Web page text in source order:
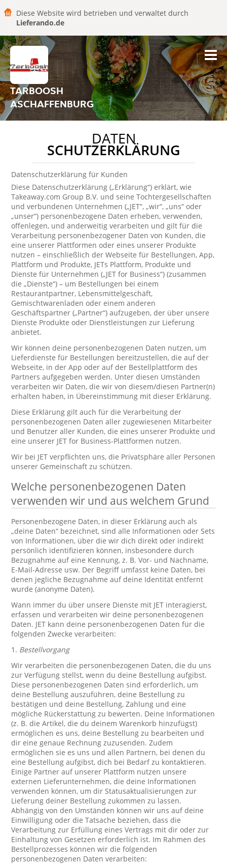
Diese Website wird betrieben und verwaltet durch
Lieferando.de
TARBOOSH
ASCHAFFENBURG
DATEN
SCHUTZERKLÄRUNG
Datenschutzerklärung für Kunden
Diese Datenschutzerklärung („Erklärung“) erklärt, wie
Takeaway.com Group B.V. und seine Tochtergesellschaften
und verbundenen Unternehmen („JET“, „wir“, „uns“ oder
„unser“) personenbezogene Daten erheben, verwenden,
offenlegen, und anderweitig verarbeiten und gilt für die
Verarbeitung personenbezogener Daten von Kunden, die
eine unserer Plattformen oder eines unserer Produkte
nutzen – einschließlich der Webseite für Bestellungen, App,
Plattform und Produkte, JETs Plattform, Produkte und
Dienste für Unternehmen („JET for Business“) (zusammen
die „Dienste“) – um Bestellungen bei einem
Restaurantpartner, Lebensmittelgeschäft,
Gemischtwarenladen oder einem anderen
Geschäftspartner („Partner“) aufzugeben, der über unsere
Dienste Produkte oder Dienstleistungen zur Lieferung
anbietet.
Wir können deine personenbezogenen Daten nutzen, um
Lieferdienste für Bestellungen bereitzustellen, die auf der
Webseite, in der App oder auf der Bestellplattform des
Partners aufgegeben werden. Unter diesen Umständen
verarbeiten wir Daten, die wir von diesem/diesen Partner(n)
erhalten haben, in Übereinstimmung mit dieser Erklärung.
Diese Erklärung gilt auch für die Verarbeitung der
personenbezogenen Daten aller zugewiesenen Mitarbeiter
und Benutzer aller Kunden, die eines unserer Produkte und
eine unserer JET for Business-Plattformen nutzen.
Wir bei JET verpflichten uns, die Privatsphäre aller Personen
unserer Gemeinschaft zu schützen.
Welche personenbezogenen Daten
verwenden wir und aus welchem Grund
Personenbezogene Daten, in dieser Erklärung auch als
„deine Daten“ bezeichnet, sind alle Informationen oder Sets
von Informationen, über die wir dich direkt oder indirekt
persönlich identifizieren können, insbesondere durch
Bezugnahme auf eine Kennung, z. B. Vor- und Nachname,
E-Mail-Adresse usw. Der Begriff umfasst keine Daten, bei
denen jegliche Bezugnahme auf deine Identität entfernt
wurde (anonyme Daten).
Wann immer du über unsere Dienste mit JET interagierst,
erfassen und verarbeiten wir deine personenbezogenen
Daten. JET kann deine personenbezogenen Daten für die
folgenden Zwecke verarbeiten:
1. Bestellvorgang
Wir verarbeiten die personenbezogenen Daten, die du uns
zur Verfügung stellst, wenn du deine Bestellung aufgibst.
Diese personenbezogenen Daten sind erforderlich, um
deine Bestellung auszuführen, deine Bestellung zu
bestätigen und deine Bestellung, Zahlung und eine
mögliche Rückerstattung zu bewerten. Deine Informationen
(z. B. die Artikel, die du deinem Warenkorb hinzufügst)
ermöglichen es uns, deine Bestellung zu bearbeiten und
dir eine genaue Rechnung zuzusenden. Zudem
ermöglichen sie es uns und allen Partnern, bei denen du
eine Bestellung aufgibst, dich bei Bedarf zu kontaktieren.
Einige Partner auf unserer Plattform nutzen unsere
externen Lieferunternehmen, die deine Informationen
verwenden können, um dir Statusaktualisierungen zur
Lieferung deiner Bestellung zukommen zu lassen.
Abhängig von den Umständen können wir uns auf deine
Einwilligung oder die Tatsache beziehen, dass die
Verarbeitung zur Erfüllung eines Vertrags mit dir oder zur
Einhaltung von Gesetzen erforderlich ist. Im Rahmen des
Bestellprozesses können wir die folgenden
personenbezogenen Daten verarbeiten: